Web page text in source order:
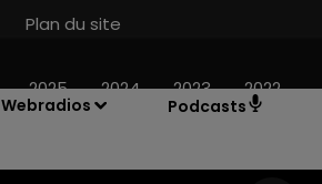
Webradios Podcasts
7h00 - 12h00
Plan du site
2025 2024 2023 2022